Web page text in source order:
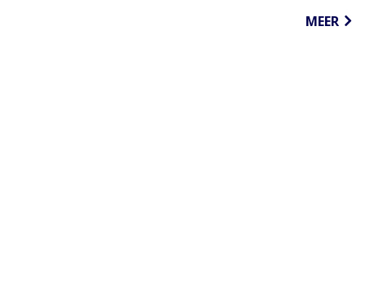
MEER